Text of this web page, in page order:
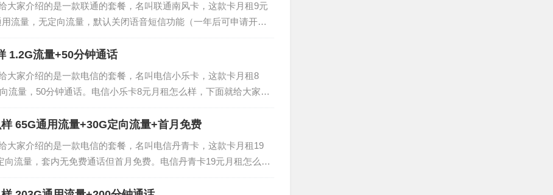
大家介绍的是一款联通的套餐，名叫联通南风卡，这款卡月租9元
用流量，无定向流量，默认关闭语音短信功能（一年后可申请开
，下面就给大家介绍一下。联通南风卡套餐内容：套餐内：月租9
餐外：流...
1.2G流量+50分钟通话
大家介绍的是一款电信的套餐，名叫电信小乐卡，这款卡月租8
流量，50分钟通话。电信小乐卡8元月租怎么样，下面就给大家介
套餐内：月租8元，1.2G通用流量，50分钟通话套餐外：流量：0-1
65G通用流量+30G定向流量+首月免费
大家介绍的是一款电信的套餐，名叫电信丹青卡，这款卡月租19
向流量，套内无免费通话但首月免费。电信丹青卡19元月租怎么
信丹青卡套餐内容：套餐内：月租19元，65G通用流量，30G定向
0...